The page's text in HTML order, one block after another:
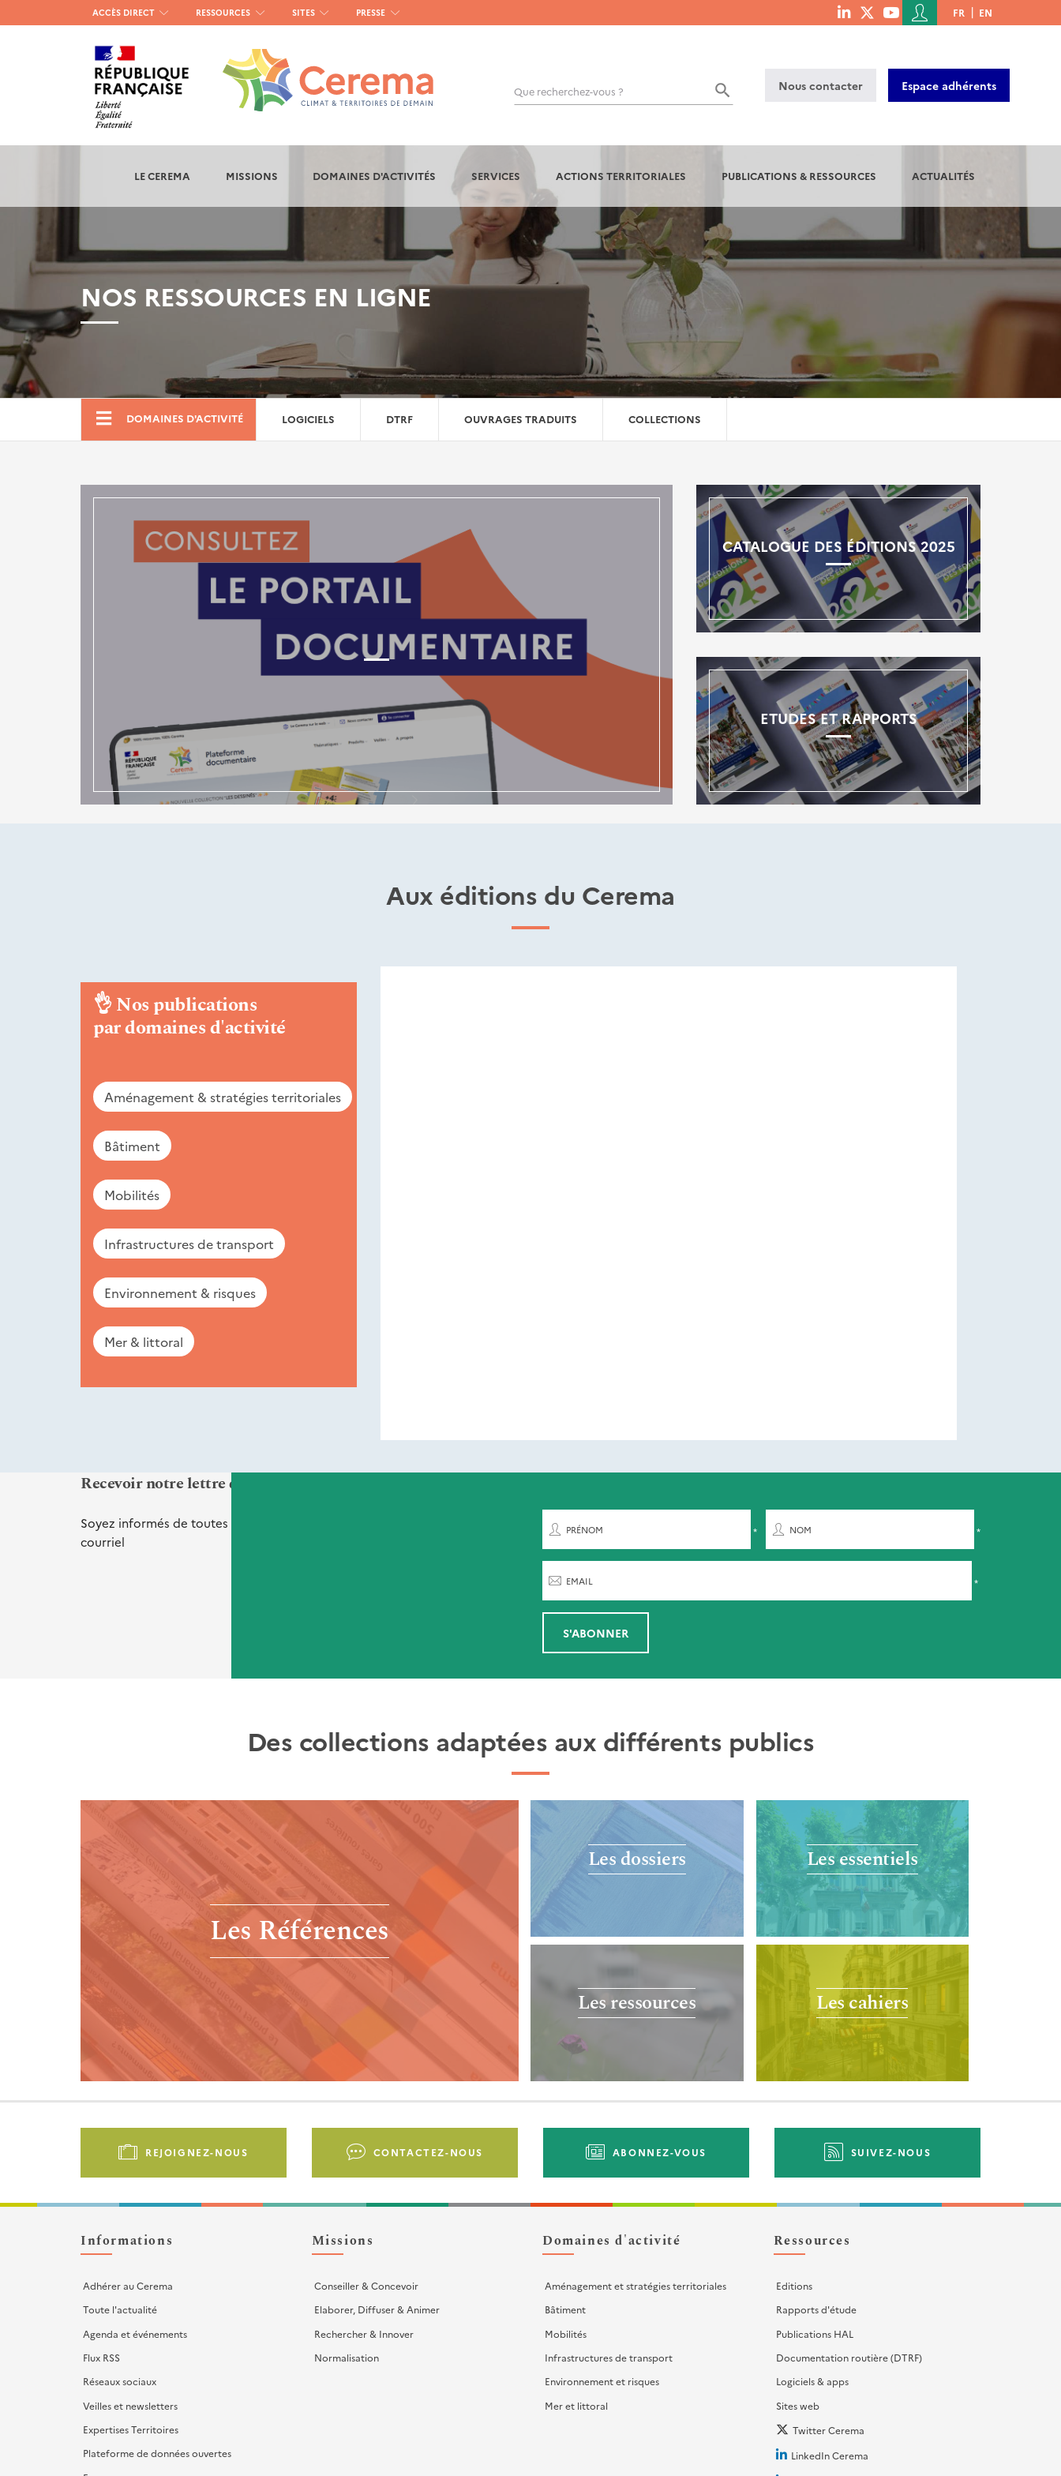
Menu
haut
gauche
ACCÈS DIRECT RESSOURCES SITES PRESSE
menu
Menu
du
de
l'utilisateur
FR EN
Que recherchez-vous ?
OK
Nous contacter Espace adhérents
LE CEREMA MISSIONS DOMAINES D'ACTIVITÉS SERVICES ACTIONS TERRITORIALES PUBLICATIONS & RESSOURCES ACTUALITÉS
NOS RESSOURCES EN LIGNE
BoutiqueDOMAINES D'ACTIVITÉ LOGICIELS DTRF OUVRAGES TRADUITS COLLECTIONS
CATALOGUE DES ÉDITIONS 2025
ETUDES ET RAPPORTS
Aux éditions du Cerema
👌Nos publications
par domaines d'activité
Aménagement & stratégies territoriales
Bâtiment
Mobilités
Infrastructures de transport
Environnement & risques
Mer & littoral
Recevoir notre lettre d'informations Vient de paraître
Soyez informés de toutes nos
courriel
PRÉNOM NOM
EMAIL
S'ABONNER
Des collections adaptées aux différents publics
Les Références
Les dossiers Les essentiels
Les ressources Les cahiers
Pied
Liens
d'actions
REJOIGNEZ-NOUS CONTACTEZ-NOUS ABONNEZ-VOUS SUIVEZ-NOUS
Informations
Adhérer au Cerema
Toute l'actualité
Agenda et événements
Flux RSS
Réseaux sociaux
Veilles et newsletters
Expertises Territoires
Plateforme de données ouvertes
Missions
Conseiller & Concevoir
Elaborer, Diffuser & Animer
Rechercher & Innover
Normalisation
Domaines d'activité
Aménagement et stratégies territoriales
Bâtiment
Mobilités
Infrastructures de transport
Environnement et risques
Mer et littoral
Ressources
Editions
Rapports d'étude
Publications HAL
Documentation routière (DTRF)
Logiciels & apps
Sites web
Twitter Cerema
LinkedIn Cerema